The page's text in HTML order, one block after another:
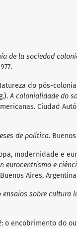
de la sociedad
do pós-
A colonialidade do
Ciudad
de política.
modernidade e
eurocentrismo e
Aires,
ensaios sobre cultura
: o encobrimento do